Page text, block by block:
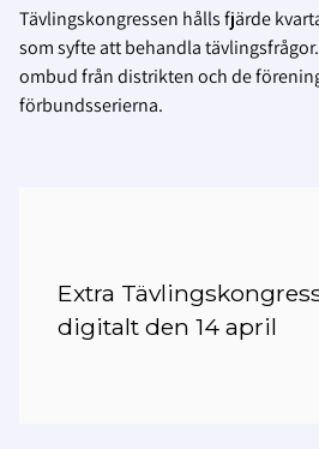
Tävlingskongressen hålls fjärde
som syfte att behandla
ombud från distrikten och de
förbundsserierna.
Extra
digitalt den 14 april